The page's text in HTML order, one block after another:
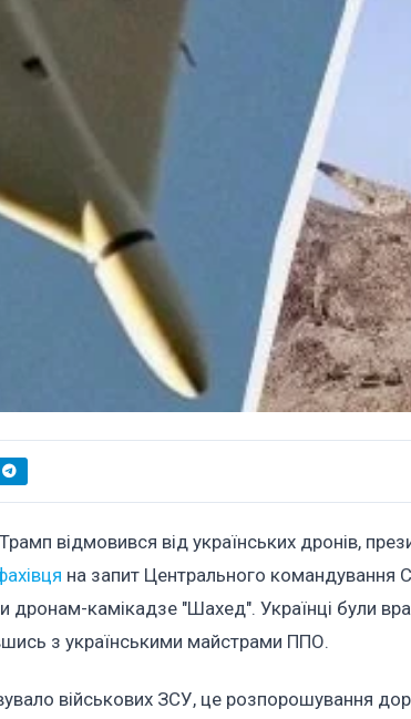
відмовився від українських дронів,
на запит Центрального командування
дронам-камікадзе "Шахед". Українці були
з українськими майстрами ППО.
військових ЗСУ, це розпорошування